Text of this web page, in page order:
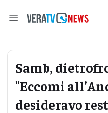
Samb,
"Eccomi
desideravo